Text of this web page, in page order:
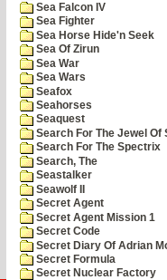
Sea Falcon IV
Sea Fighter
Sea Horse Hide'n Seek
Sea Of Zirun
Sea War
Sea Wars
Seafox
Seahorses
Seaquest
Search For The Jewel Of
Search For The Spectrix
Search, The
Seastalker
Seawolf II
Secret Agent
Secret Agent Mission 1
Secret Code
Secret Diary Of Adrian
Secret Formula
Secret Nuclear Factory